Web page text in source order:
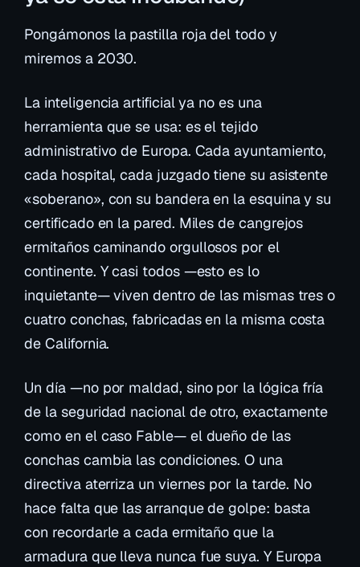
Pongámonos la pastilla roja del todo y
miremos a 2030.
La inteligencia artificial ya no es una
herramienta que se usa: es el tejido
administrativo de Europa. Cada ayuntamiento,
cada hospital, cada juzgado tiene su asistente
«soberano», con su bandera en la esquina y su
certificado en la pared. Miles de cangrejos
ermitaños caminando orgullosos por el
continente. Y casi todos —esto es lo
inquietante— viven dentro de las mismas tres o
cuatro conchas, fabricadas en la misma costa
de California.
Un día —no por maldad, sino por la lógica fría
de la seguridad nacional de otro, exactamente
como en el caso Fable— el dueño de las
conchas cambia las condiciones. O una
directiva aterriza un viernes por la tarde. No
hace falta que las arranque de golpe: basta
con recordarle a cada ermitaño que la
armadura que lleva nunca fue suya. Y Europa